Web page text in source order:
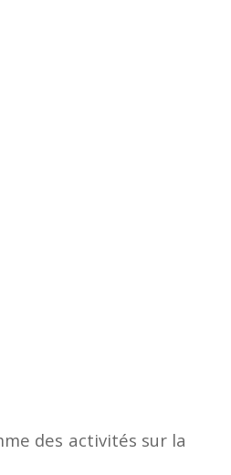
des activités sur la